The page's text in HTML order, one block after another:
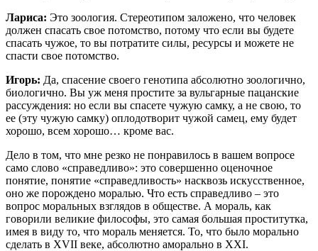
Лариса: Это зоология. Стереотипом заложено, что человек
должен спасать свое потомство, потому что если вы будете
спасать чужое, то вы потратите силы, ресурсы и можете не
спасти свое потомство.
Игорь: Да, спасение своего генотипа абсолютно зоологично,
биологично. Вы уж меня простите за вульгарные пацанские
рассуждения: но если вы спасете чужую самку, а не свою, то
ее (эту чужую самку) оплодотворит чужой самец, ему будет
хорошо, всем хорошо… кроме вас.
Дело в том, что мне резко не понравилось в вашем вопросе
само слово «справедливо»: это совершенно оценочное
понятие, понятие «справедливость» насквозь искусственное,
оно же порождено моралью. Что есть справедливо – это
вопрос моральных взглядов в обществе. А мораль, как
говорили великие философы, это самая большая проститутка,
имея в виду то, что мораль меняется. То, что было морально
сделать в XVII веке, абсолютно аморально в XXI.